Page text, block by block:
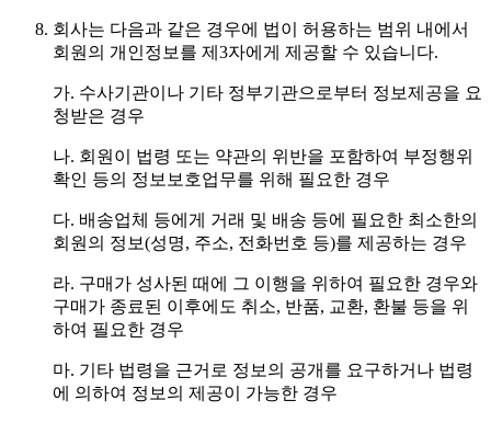
회사는 다음과 같은 경우에 법이 허용하는 범위 내에서
회원의 개인정보를 제3자에게 제공할 수 있습니다.
가. 수사기관이나 기타 정부기관으로부터 정보제공을 요
청받은 경우
나. 회원이 법령 또는 약관의 위반을 포함하여 부정행위
확인 등의 정보보호업무를 위해 필요한 경우
다. 배송업체 등에게 거래 및 배송 등에 필요한 최소한의
회원의 정보(성명, 주소, 전화번호 등)를 제공하는 경우
라. 구매가 성사된 때에 그 이행을 위하여 필요한 경우와
구매가 종료된 이후에도 취소, 반품, 교환, 환불 등을 위
하여 필요한 경우
마. 기타 법령을 근거로 정보의 공개를 요구하거나 법령
에 의하여 정보의 제공이 가능한 경우